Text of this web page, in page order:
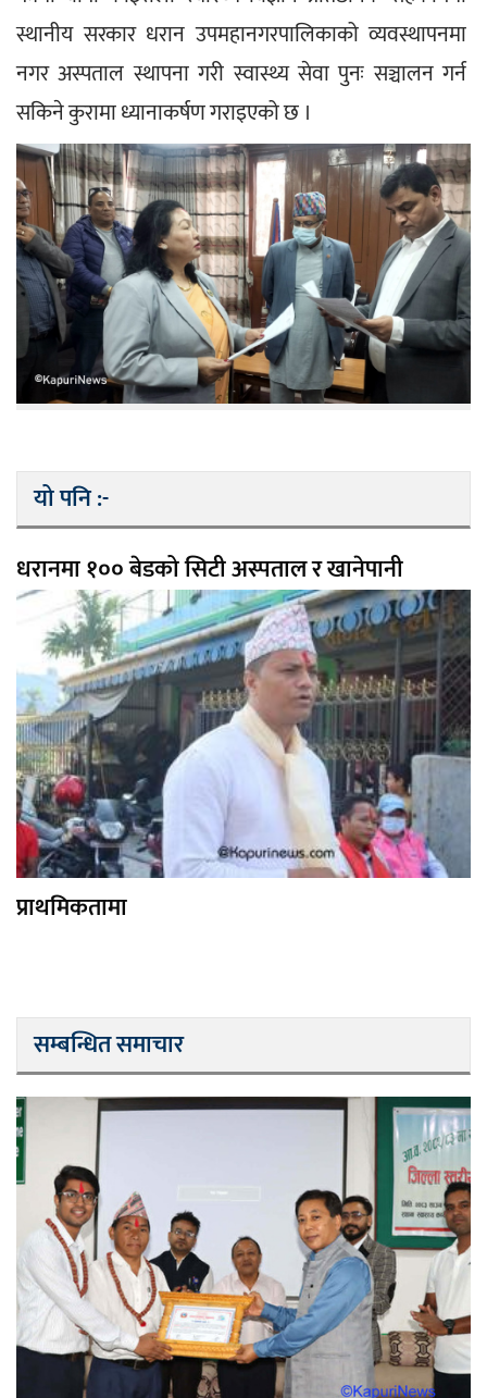
स्थानीय सरकार धरान उपमहानगरपालिकाको व्यवस्थापनमा
नगर अस्पताल स्थापना गरी स्वास्थ्य सेवा पुनः सञ्चालन गर्न
सकिने कुरामा ध्यानाकर्षण गराइएको छ ।
यो पनि :-
धरानमा १०० बेडको सिटी अस्पताल र खानेपानी
प्राथमिकतामा
सम्बन्धित समाचार